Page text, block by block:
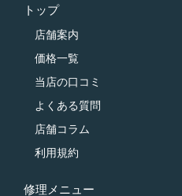
トップ
店舗案内
価格一覧
当店の口コミ
よくある質問
店舗コラム
利用規約
修理メニュー